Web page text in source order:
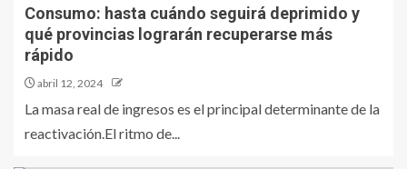
Consumo: hasta cuándo seguirá deprimido y
qué provincias lograrán recuperarse más
rápido
abril 12, 2024
La masa real de ingresos es el principal determinante de la
reactivación.El ritmo de...